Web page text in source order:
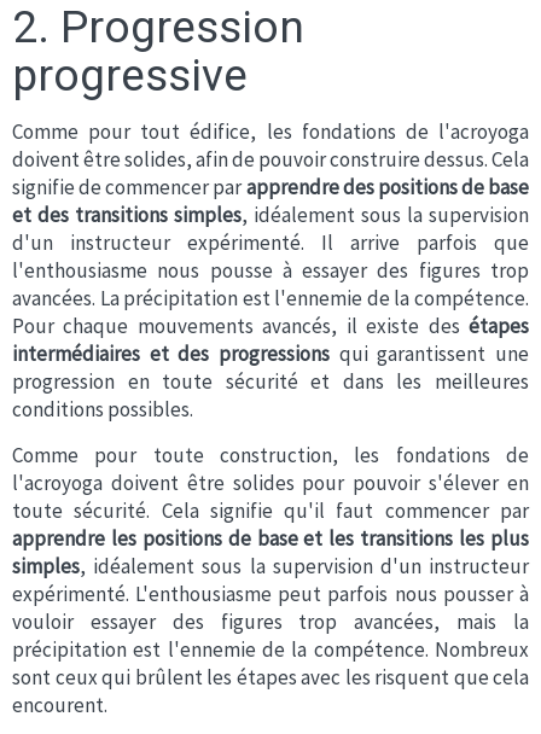
2. Progression
progressive
Comme pour tout édifice, les fondations de l'acroyoga
doivent être solides, afin de pouvoir construire dessus. Cela
signifie de commencer parapprendre des positions de base
et des transitions simples, idéalement sous la supervision
d'un instructeur expérimenté. Il arrive parfois que
l'enthousiasme nous pousse à essayer des figures trop
avancées. La précipitation est l'ennemie de la compétence.
Pour chaque mouvements avancés, il existe des étapes
intermédiaires et des progressions qui garantissent une
progression en toute sécurité et dans les meilleures
conditions possibles.
Comme pour toute construction, les fondations de
l'acroyoga doivent être solides pour pouvoir s'élever en
toute sécurité. Cela signifie qu'il faut commencer par
apprendre les positions de base et les transitions les plus
simples, idéalement sous la supervision d'un instructeur
expérimenté. L'enthousiasme peut parfois nous pousser à
vouloir essayer des figures trop avancées, mais la
précipitation est l'ennemie de la compétence. Nombreux
sont ceux qui brûlent les étapes avec les risquent que cela
encourent.